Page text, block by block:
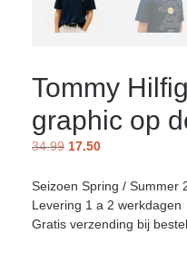
Tommy
graphic op
34.99 17.50
Seizoen Spring / Summer
Levering 1 a 2 werkdagen
Gratis verzending bij